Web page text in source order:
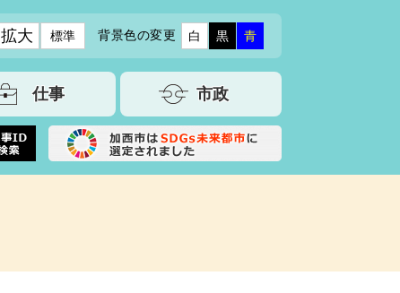
拡大 標準 背景色の変更 白 黒 青
仕事 市政